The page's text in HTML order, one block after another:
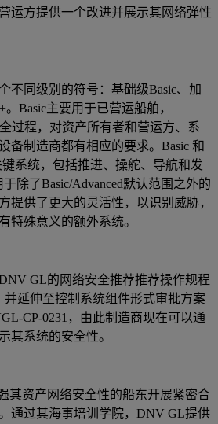
运方提供一个改进并展示其网络弹性
不同级别的符号：基础级Basic、加
Basic主要用于已营运船舶，
过程，对资产所有者和营运方、系
备制造商都有相应的要求。Basic 和
系统，包括推进、操舵、导航和发
除了Basic/Advanced默认范围之外的
提供了更大的灵活性，以识别威胁，
特殊意义的额外系统。
GL的网络安全推荐推荐操作规程
并延伸至控制系统组件形式审批方案
CP-0231，由此制造商现在可以通
其系统的安全性。
其资产网络安全性的船东开展紧密合
通过其海事培训学院，DNV GL提供